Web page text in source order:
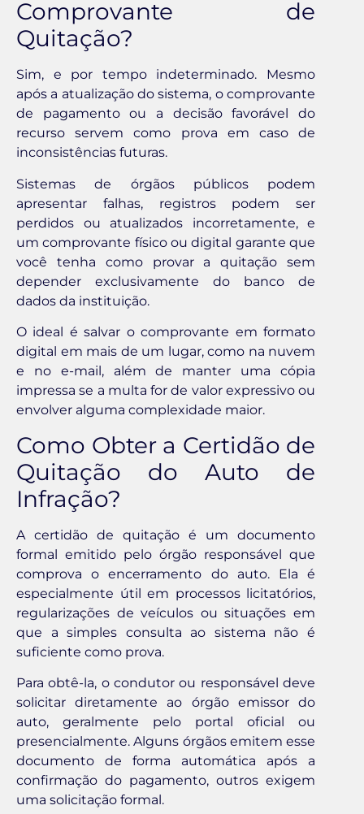
Comprovante de
Quitação?
Sim, e por tempo indeterminado. Mesmo
após a atualização do sistema, o comprovante
de pagamento ou a decisão favorável do
recurso servem como prova em caso de
inconsistências futuras.
Sistemas de órgãos públicos podem
apresentar falhas, registros podem ser
perdidos ou atualizados incorretamente, e
um comprovante físico ou digital garante que
você tenha como provar a quitação sem
depender exclusivamente do banco de
dados da instituição.
O ideal é salvar o comprovante em formato
digital em mais de um lugar, como na nuvem
e no e-mail, além de manter uma cópia
impressa se a multa for de valor expressivo ou
envolver alguma complexidade maior.
Como Obter a Certidão de
Quitação do Auto de
Infração?
A certidão de quitação é um documento
formal emitido pelo órgão responsável que
comprova o encerramento do auto. Ela é
especialmente útil em processos licitatórios,
regularizações de veículos ou situações em
que a simples consulta ao sistema não é
suficiente como prova.
Para obtê-la, o condutor ou responsável deve
solicitar diretamente ao órgão emissor do
auto, geralmente pelo portal oficial ou
presencialmente. Alguns órgãos emitem esse
documento de forma automática após a
confirmação do pagamento, outros exigem
uma solicitação formal.